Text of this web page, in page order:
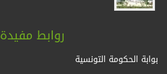
روابط مفيدة
بوابة الحكومة التونسية